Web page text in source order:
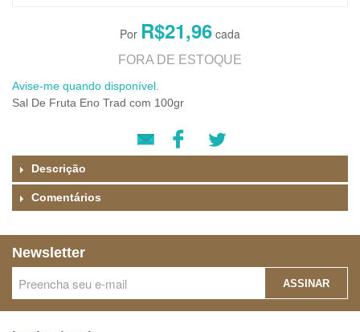
R$21,96
FORA DE ESTOQUE
Avise-me quando disponível.
Sal De Fruta Eno Trad com 100gr
Descrição
Comentários
Newsletter
ASSINAR